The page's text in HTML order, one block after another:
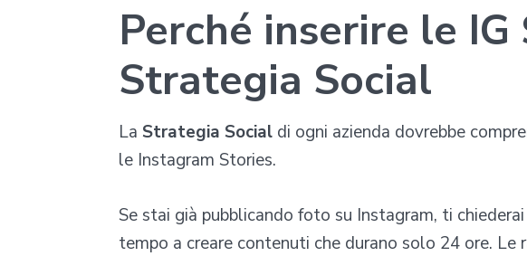
Perché inserire le
Strategia Social
La Strategia Social di ogni azienda dovrebbe
le Instagram Stories.
Se stai già pubblicando foto su Instagram, ti
tempo a creare contenuti che durano solo 24 ore. Le